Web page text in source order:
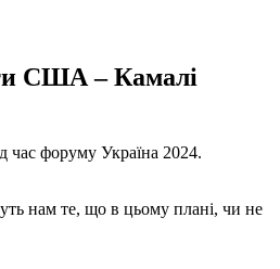
США – Камалі
час форуму Україна 2024.
нам те, що в цьому плані, чи не